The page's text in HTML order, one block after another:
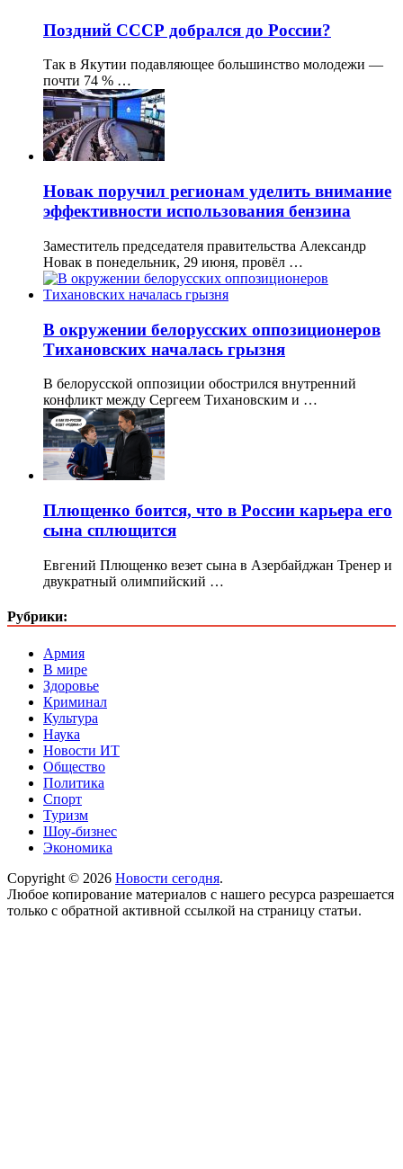
Поздний СССР добрался до России?
Так в Якутии подавляющее большинство молодежи —
почти 74 % …
Новак поручил регионам уделить внимание
эффективности использования бензина
Заместитель председателя правительства Александр
Новак в понедельник, 29 июня, провёл …
В окружении белорусских оппозиционеров
Тихановских началась грызня
В белорусской оппозиции обострился внутренний
конфликт между Сергеем Тихановским и …
Плющенко боится, что в России карьера его
сына сплющится
Евгений Плющенко везет сына в Азербайджан Тренер и
двукратный олимпийский …
Рубрики:
Армия
В мире
Здоровье
Криминал
Культура
Наука
Новости ИТ
Общество
Политика
Спорт
Туризм
Шоу-бизнес
Экономика
Copyright © 2026 Новости сегодня.
Любое копирование материалов с нашего ресурса разрешается
только с обратной активной ссылкой на страницу статьи.